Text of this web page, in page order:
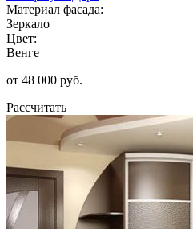
Материал фасада:
Зеркало
Цвет:
Венге
от 48 000 руб.
Рассчитать